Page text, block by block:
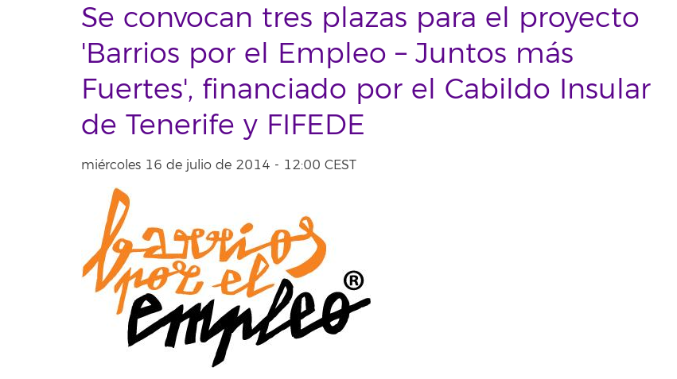
Se convocan tres plazas para el proyecto
'Barrios por el Empleo – Juntos más
Fuertes', financiado por el Cabildo Insular
de Tenerife y FIFEDE
miércoles 16 de julio de 2014 - 12:00 CEST